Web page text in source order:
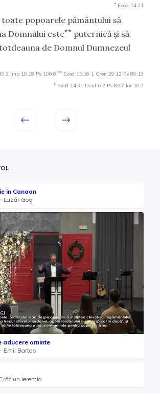
* Exod 14:21
toate popoarele pământului să
Domnului este** puternică şi să
de Domnul Dumnezeul
2 Imp 19:19 Ps 106:8 ** Exod 15:16 1 Cron 29:12 Ps 89:13
† Exod 14:31 Deut 6:2 Ps 89:7 Ier 10:7
in Canaan
Lazăr Gog
aducere aminte
Emil Bartos
Ieremia